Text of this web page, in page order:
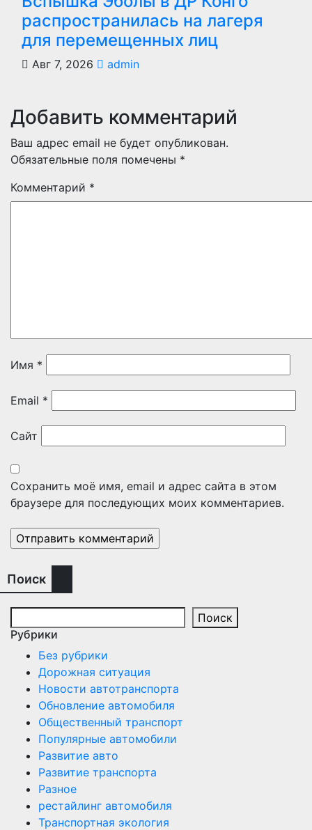
распространилась на лагеря
для перемещенных лиц
Авг 7, 2026 admin
Добавить комментарий
Ваш адрес email не будет опубликован.
Обязательные поля помечены *
Комментарий *
Имя *
Email *
Сайт
Сохранить моё имя, email и адрес сайта в этом
браузере для последующих моих комментариев.
Поиск
Поиск
Рубрики
Без рубрики
Дорожная ситуация
Новости автотранспорта
Обновление автомобиля
Общественный транспорт
Популярные автомобили
Развитие авто
Развитие транспорта
Разное
рестайлинг автомобиля
Транспортная экология